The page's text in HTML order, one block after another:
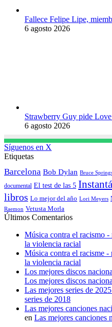
Fallece Felipe Lipe,
6 agosto 2026
Strawberry Guy pide
6 agosto 2026
Síguenos en X
Etiquetas
Barcelona Bob Dylan Bruce
documental El test de las 5
libros Lo mejor del año Lori Meyers
Raemon Vetusta Morla
Últimos Comentarios
Música contra el racismo -
la violencia racial
Música contra el racisme -
la violencia racial
Los mejores discos
Los mejores discos
Las mejores series de
series de 2018
Las mejores canciones
en Las mejores canciones